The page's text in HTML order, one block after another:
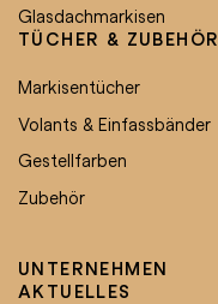
UNTERNEHMEN
AKTUELLES
Glasdachmarkisen
TÜCHER & ZUBEHÖR
Markisentücher
Volants & Einfassbänder
Gestellfarben
Zubehör